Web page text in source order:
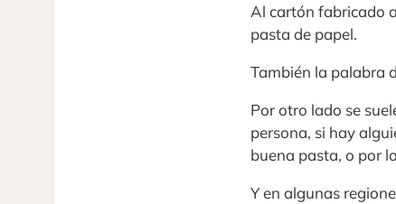
Al cartón fabricado
pasta de papel.
También la palabra
Por otro lado se
persona, si hay
buena pasta, o por
Y en algunas